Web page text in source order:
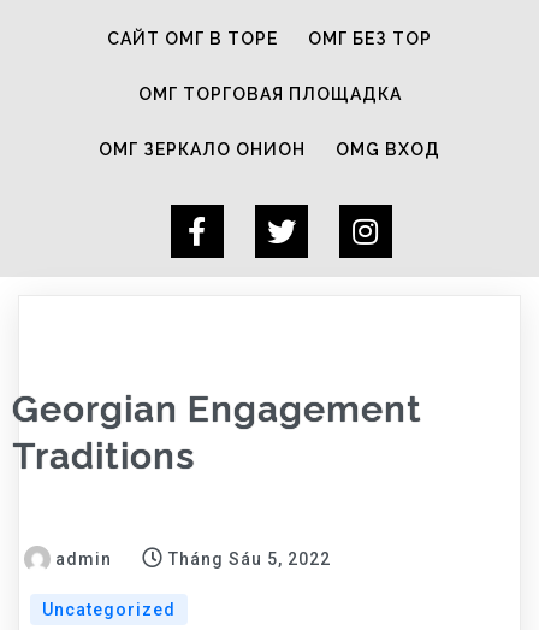
САЙТ ОМГ В ТОРЕ ОМГ БЕЗ ТОР
ОМГ ТОРГОВАЯ ПЛОЩАДКА
ОМГ ЗЕРКАЛО ОНИОН OMG ВХОД
Georgian Engagement
Traditions
admin Tháng Sáu 5, 2022
Uncategorized